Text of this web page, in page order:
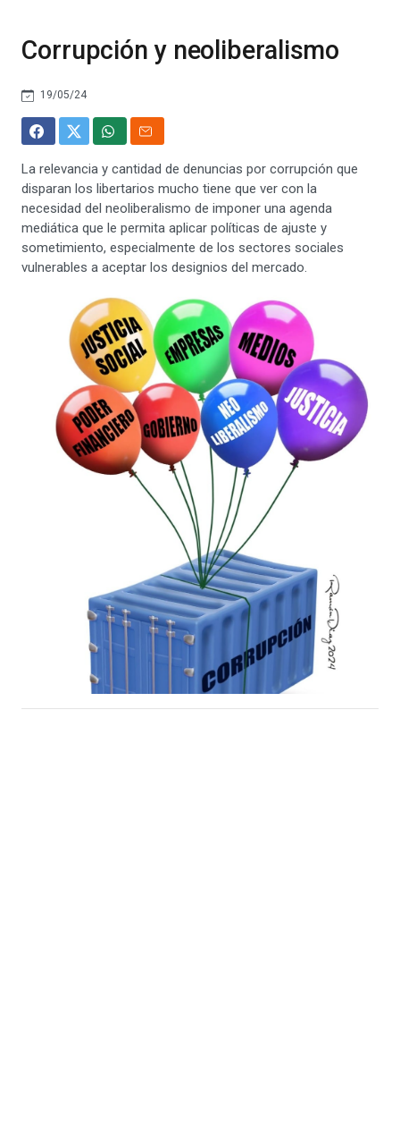
Corrupción y neoliberalismo
19/05/24
La relevancia y cantidad de denuncias por corrupción que
disparan los libertarios mucho tiene que ver con la
necesidad del neoliberalismo de imponer una agenda
mediática que le permita aplicar políticas de ajuste y
sometimiento, especialmente de los sectores sociales
vulnerables a aceptar los designios del mercado.